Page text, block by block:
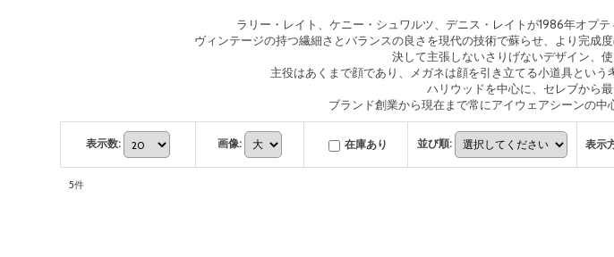
ラリー・レイト、ケニー・シュワルツ、デニス・レイトが1986年オプ
ヴィンテージの持つ繊細さとバランスの良さを現代の技術で蘇らせ、より完成
決して主張しないさりげないデザイン、
主役はあくまで顔であり、メガネは顔を引き立てる小道具とい
ハリウッドを中心に、セレブから
ブランド創業から現在まで常にアイウェアシーンの中
表示数: 画像: 在庫あり 並び順: 表示
5件